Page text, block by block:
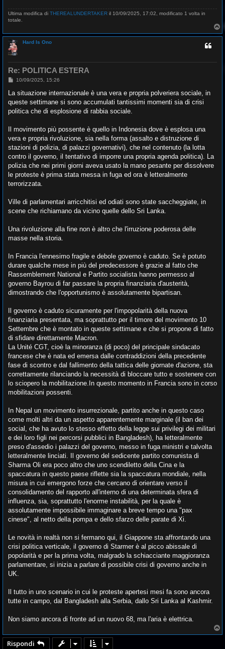
Ultima modifica di THEREALUNDERTAKER il 10/09/2025, 17:02, modificato 1 volta in
totale.
o
Hard Is Ono
Re: POLITICA ESTERA
M
s
a
g
o
10/09/2025, 15:26
La situazione internazionale è una vera e propria polveriera sociale, in
queste settimane si sono accumulati tantissimi momenti sia di crisi
politica che di esplosione di rabbia sociale.
Il movimento più possente è quello in Indonesia dove è esplosa una
vera e propria rivoluzione, sia nella forma (assalto e distruzione di
stazioni di polizia, di palazzi governativi), che nel contenuto (la lotta
contro il governo, il tentativo di imporre una propria agenda politica). La
polizia che nei primi giorni aveva usato la mano pesante per dissolvere
le proteste è prima stata messa in fuga ed ora è letteralmente
terrorizzata.
Ville di parlamentari arricchitisi ed odiati sono state saccheggiate, in
scene che richiamano da vicino quelle dello Sri Lanka.
Una rivoluzione alla fine non è altro che l'irruzione poderosa delle
masse nella storia.
In Francia l'ennesimo fragile e debole governo è caduto. Se è potuto
durare qualche mese in più del predecessore è grazie al fatto che
Rassemblement National e Partito socialista hanno permesso al
governo Bayrou di far passare la propria finanziaria d'austerità,
dimostrando che l'opportunismo è assolutamente bipartisan.
Il governo è caduto sicuramente per l'impopolarità della nuova
finanziaria presentata, ma soprattutto per il timore del movimento 10
Settembre che è montato in queste settimane e che si propone di fatto
di sfidare direttamente Macron.
La Unité CGT, cioè la minoranza (di poco) del principale sindacato
francese che è nata ed emersa dalle contraddizioni della precedente
fase di scontro e dal fallimento della tattica delle giornate d'azione, sta
correttamente rilanciando la necessità di bloccare tutto e sostenere con
lo sciopero la mobilitazione.In questo momento in Francia sono in corso
mobilitazioni possenti.
In Nepal un movimento insurrezionale, partito anche in questo caso
come molti altri da un aspetto apparentemente marginale (il ban dei
social, che ha avuto lo stesso effetto della legge sui privilegi dei militari
e dei loro figli nei percorsi pubblici in Bangladesh), ha letteralmente
preso d'assedio i palazzi del governo, messo in fuga ministri e talvolta
letteralmente linciati. Il governo del sedicente partito comunista di
Sharma Oli era poco altro che uno scendiletto della Cina e la
spaccatura in questo paese riflette sia la spaccatura mondiale, nella
misura in cui emergono forze che cercano di orientare verso il
consolidamento del rapporto all'interno di una determinata sfera di
influenza, sia, soprattutto l'enorme instabilità, per la quale è
assolutamente impossibile immaginare a breve tempo una "pax
cinese", al netto della pompa e dello sfarzo delle parate di Xi.
Le novità in realtà non si fermano qui, il Giappone sta affrontando una
crisi politica verticale, il governo di Starmer è al picco abissale di
popolarità e per la prima volta, malgrado la schiacciante maggioranza
parlamentare, si inizia a parlare di possibile crisi di governo anche in
UK.
Il tutto in uno scenario in cui le proteste apertesi mesi fa sono ancora
tutte in campo, dal Bangladesh alla Serbia, dallo Sri Lanka al Kashmir.
Non siamo ancora di fronte ad un nuovo 68, ma l'aria è elettrica.
o
Rispondi